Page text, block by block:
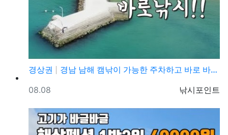
경상권
경남 남해 캠낚이 가능한 주차하고 바로 바다낚시 캠핑이…
등록자
낚시포인트
등록일
08.08